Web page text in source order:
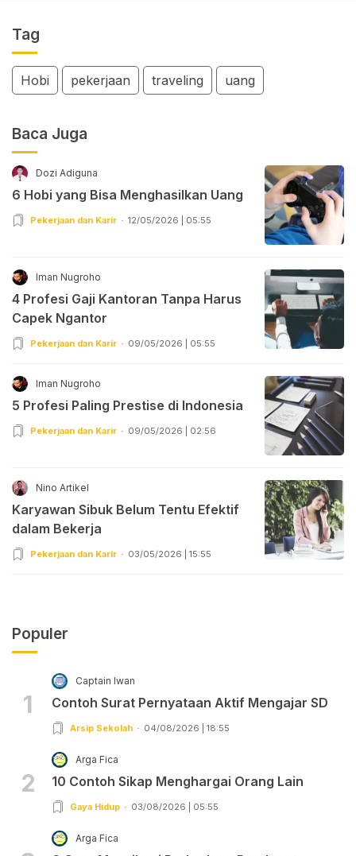
Tag
Hobi pekerjaan traveling uang
Baca Juga
Dozi Adiguna
6 Hobi yang Bisa Menghasilkan Uang
Pekerjaan dan Karir 12/05/2026 | 05:55
Iman Nugroho
4 Profesi Gaji Kantoran Tanpa Harus
Capek Ngantor
Pekerjaan dan Karir 09/05/2026 | 05:55
Iman Nugroho
5 Profesi Paling Prestise di Indonesia
Pekerjaan dan Karir 09/05/2026 | 02:56
Nino Artikel
Karyawan Sibuk Belum Tentu Efektif
dalam Bekerja
Pekerjaan dan Karir 03/05/2026 | 15:55
Populer
1
Captain Iwan
Contoh Surat Pernyataan Aktif Mengajar SD
Arsip Sekolah 04/08/2026 | 18:55
2
Arga Fica
10 Contoh Sikap Menghargai Orang Lain
Gaya Hidup 03/08/2026 | 05:55
Arga Fica